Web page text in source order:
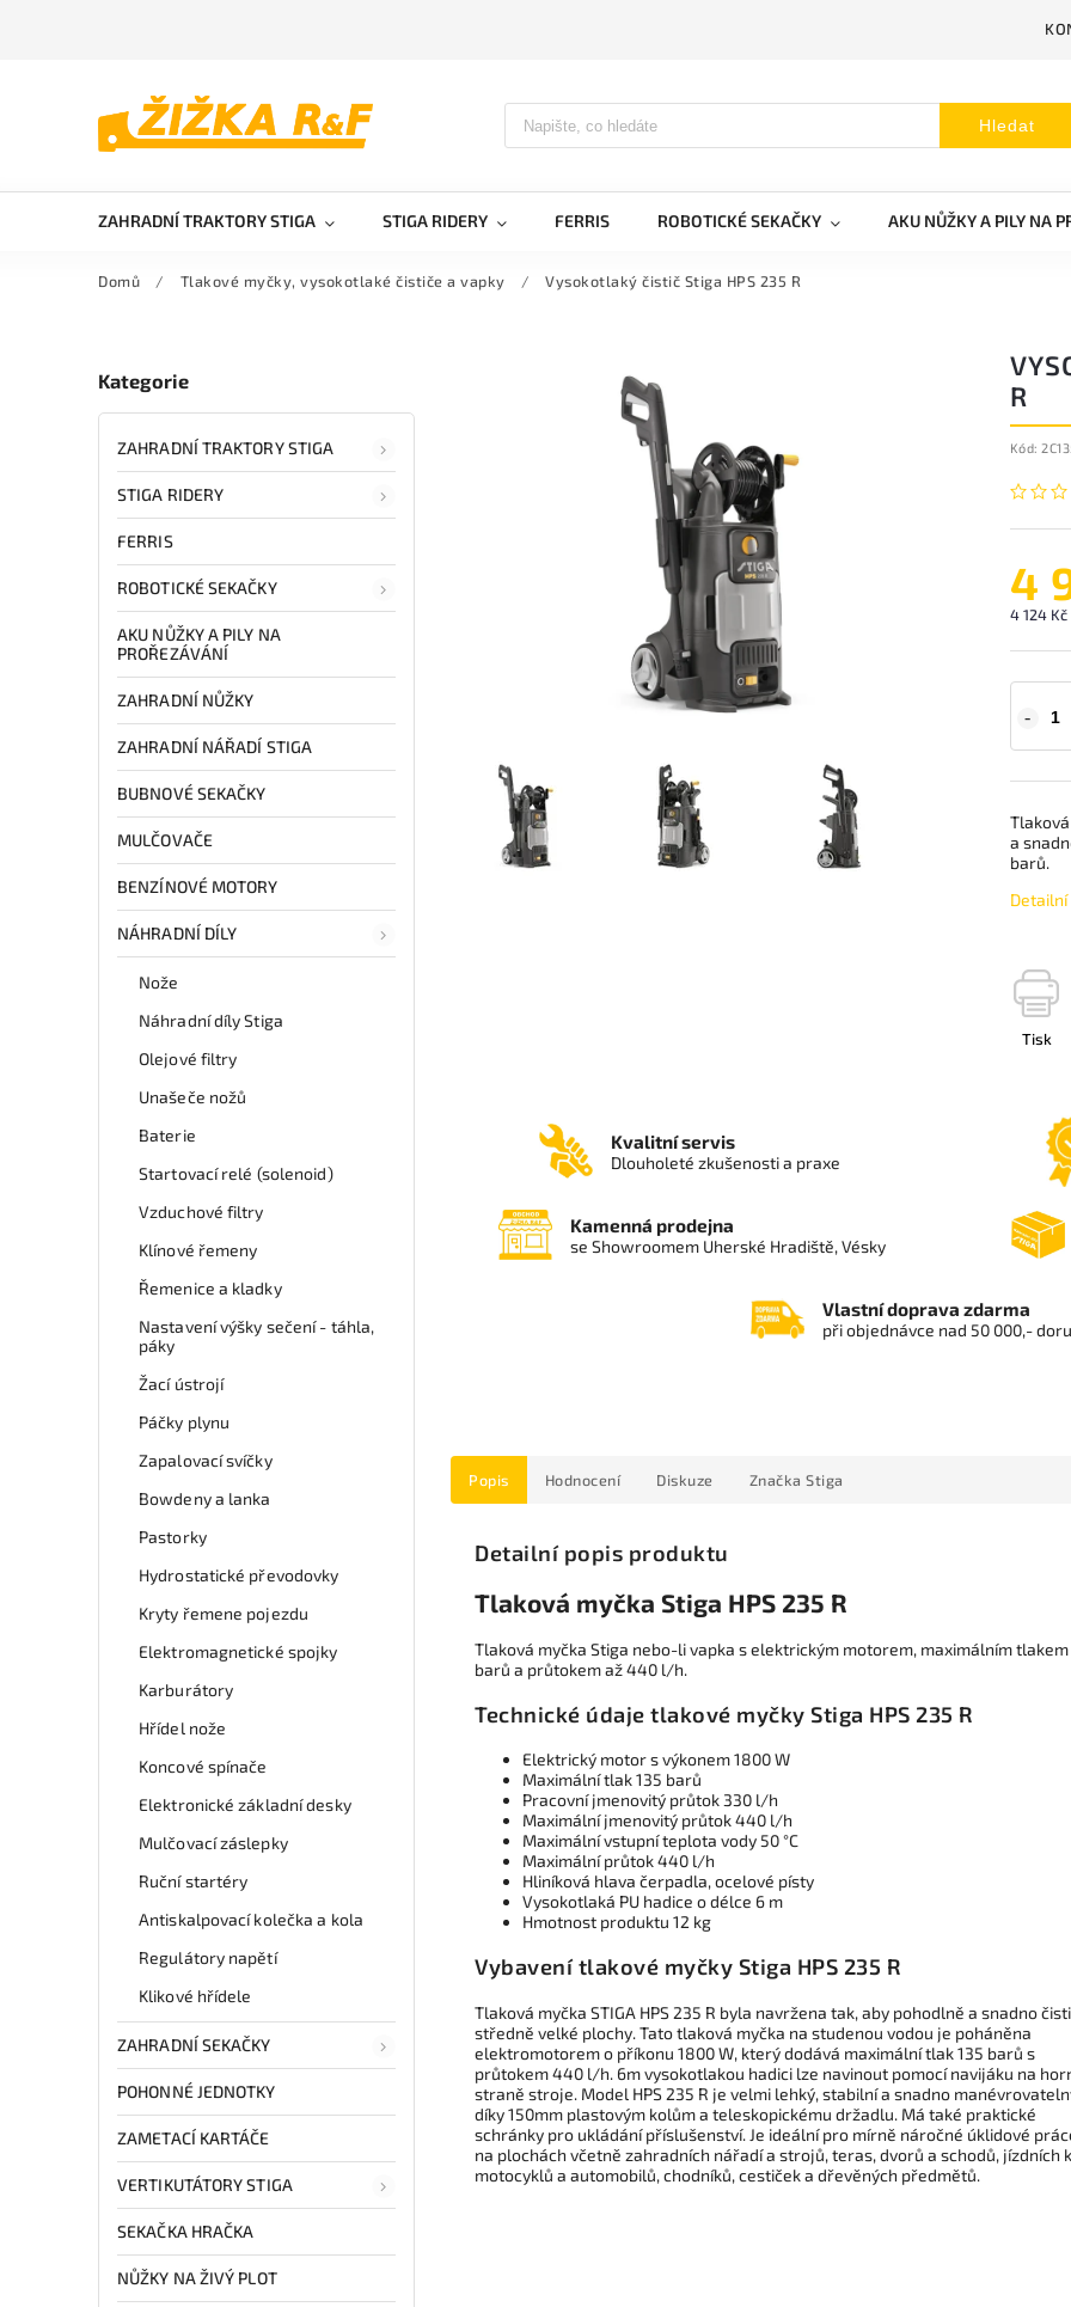
Hledat
ZAHRADNÍ TRAKTORY STIGA STIGA RIDERY FERRIS ROBOTICKÉ SEKAČKY AKU NŮŽKY A PILY NA
Domů / Tlakové myčky, vysokotlaké čističe a vapky / Vysokotlaký čistič Stiga HPS 235 R
Kategorie
ZAHRADNÍ TRAKTORY STIGA
STIGA RIDERY
FERRIS
ROBOTICKÉ SEKAČKY
AKU NŮŽKY A PILY NA
PROŘEZÁVÁNÍ
ZAHRADNÍ NŮŽKY
ZAHRADNÍ NÁŘADÍ STIGA
BUBNOVÉ SEKAČKY
MULČOVAČE
BENZÍNOVÉ MOTORY
NÁHRADNÍ DÍLY
Nože
Náhradní díly Stiga
Olejové filtry
Unašeče nožů
Baterie
Startovací relé (solenoid)
Vzduchové filtry
Klínové řemeny
Řemenice a kladky
Nastavení výšky sečení - táhla,
páky
Žací ústrojí
Páčky plynu
Zapalovací svíčky
Bowdeny a lanka
Pastorky
Hydrostatické převodovky
Kryty řemene pojezdu
Elektromagnetické spojky
Karburátory
Hřídel nože
Koncové spínače
Elektronické základní desky
Mulčovací záslepky
Ruční startéry
Antiskalpovací kolečka a kola
Regulátory napětí
Klikové hřídele
ZAHRADNÍ SEKAČKY
POHONNÉ JEDNOTKY
ZAMETACÍ KARTÁČE
VERTIKUTÁTORY STIGA
SEKAČKA HRAČKA
NŮŽKY NA ŽIVÝ PLOT
R
Kód:
4
4 124 Kč
a
barů.
Tisk
Kvalitní servis
Dlouholeté zkušenosti a praxe
Kamenná prodejna
se Showroomem Uherské Hradiště, Vésky
Vlastní doprava zdarma
při objednávce nad 50 000,-
Popis Hodnocení Diskuze Značka Stiga
Detailní popis produktu
Tlaková myčka Stiga HPS 235 R
Tlaková myčka Stiga nebo-li vapka s elektrickým motorem, maximálním tlakem
barů a průtokem až 440 l/h.
Technické údaje tlakové myčky Stiga HPS 235 R
Elektrický motor s výkonem 1800 W
Maximální tlak 135 barů
Pracovní jmenovitý průtok 330 l/h
Maximální jmenovitý průtok 440 l/h
Maximální vstupní teplota vody 50 °C
Maximální průtok 440 l/h
Hliníková hlava čerpadla, ocelové písty
Vysokotlaká PU hadice o délce 6 m
Hmotnost produktu 12 kg
Vybavení tlakové myčky Stiga HPS 235 R
Tlaková myčka STIGA HPS 235 R byla navržena tak, aby pohodlně a snadno
středně velké plochy. Tato tlaková myčka na studenou vodou je poháněna
elektromotorem o příkonu 1800 W, který dodává maximální tlak 135 barů s
průtokem 440 l/h. 6m vysokotlakou hadici lze navinout pomocí navijáku na
straně stroje. Model HPS 235 R je velmi lehký, stabilní a snadno
díky 150mm plastovým kolům a teleskopickému držadlu. Má také praktické
schránky pro ukládání příslušenství. Je ideální pro mírně náročné úklidové
na plochách včetně zahradních nářadí a strojů, teras, dvorů a schodů, jízdních
motocyklů a automobilů, chodníků, cestiček a dřevěných předmětů.